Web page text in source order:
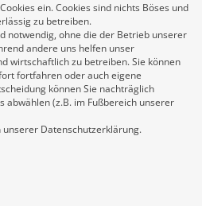
ein. Cookies sind nichts Böses und
zu betreiben.
notwendig, ohne die der Betrieb unserer
andere uns helfen unser
wirtschaftlich zu betreiben. Sie können
fortfahren oder auch eigene
können Sie nachträglich
abwählen (z.B. im Fußbereich unserer
Datenschutzerklärung.